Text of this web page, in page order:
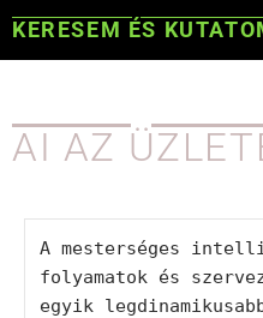
KERESEM ÉS
AI AZ
A mesterséges
folyamatok és
egyik